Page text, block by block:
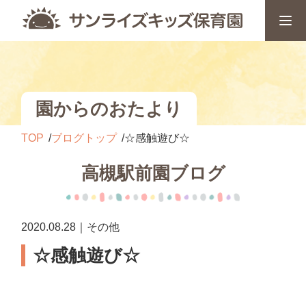
園からのおたより
TOP ブログトップ ☆感触遊び☆
高槻駅前園ブログ
2020.08.28｜その他
☆感触遊び☆